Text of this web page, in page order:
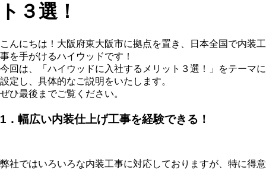
ト３選！
こんにちは！大阪府東大阪市に拠点を置き、日本全国で内装工
事を手がけるハイウッドです！
今回は、「ハイウッドに入社するメリット３選！」をテーマに
設定し、具体的なご説明をいたします。
ぜひ最後までご覧ください。
1．幅広い内装仕上げ工事を経験できる！
弊社ではいろいろな内装工事に対応しておりますが、特に得意